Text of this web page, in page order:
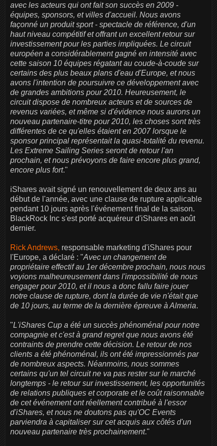
avec les acteurs qui ont fait son succès en 2009 -
équipes, sponsors, et villes d'accueil. Nous avons
façonné un produit sport - spectacle de référence, d'un
haut niveau compétitif et offrant un excellent retour sur
investissement pour les parties impliquées. Le circuit
européen a considérablement gagné en intensité avec
cette saison 10 équipes régatant au coude-à-coude sur
certains des plus beaux plans d'eau d'Europe, et nous
avons l'intention de poursuivre ce développement avec
de grandes ambitions pour 2010. Heureusement, le
circuit dispose de nombreux acteurs et de sources de
revenus variées, et même si d'évidence nous aurons un
nouveau partenaire-titre pour 2010, les choses sont très
différentes de ce qu'elles étaient en 2007 lorsque le
sponsor principal représentait la quasi-totalité du revenu.
Les Extreme Sailing Series seront de retour l'an
prochain, et nous prévoyons de faire encore plus grand,
encore plus fort."
iShares avait signé un renouvellement de deux ans au
début de l'année, avec une clause de rupture applicable
pendant 10 jours après l'événement final de la saison.
BlackRock Inc s'est porté acquéreur d'iShares en août
dernier.
Rick Andrews, responsable marketing d'iShares pour
l'Europe, a déclaré : "Avec un changement de
propriétaire effectif au 1er décembre prochain, nous nous
voyions malheureusement dans l'impossibilité de nous
engager pour 2010, et il nous a donc fallu faire jouer
notre clause de rupture, dont la durée de vie n'était que
de 10 jours, au terme de la dernière épreuve à Almeria.
"L'iShares Cup a été un succès phénoménal pour notre
compagnie et c'est à grand regret que nous avons été
contraints de prendre cette décision. Le retour de nos
clients a été phénoménal, ils ont été impressionnés par
de nombreux aspects. Néanmoins, nous sommes
certains qu'un tel circuit ne va pas rester sur le marché
longtemps - le retour sur investissement, les opportunités
de relations publiques et corporate et le coût raisonnable
de cet événement ont réellement contribué à l'essor
d'iShares, et nous ne doutons pas qu'OC Events
parviendra à capitaliser sur cet acquis aux côtés d'un
nouveau partenaire très prochainement."